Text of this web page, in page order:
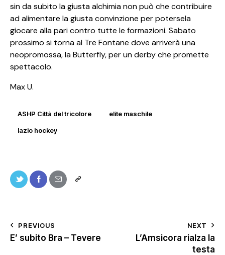
sin da subito la giusta alchimia non può che contribuire
ad alimentare la giusta convinzione per potersela
giocare alla pari contro tutte le formazioni. Sabato
prossimo si torna al Tre Fontane dove arriverà una
neopromossa, la Butterfly, per un derby che promette
spettacolo.
Max U.
ASHP Città del tricolore elite maschile
lazio hockey
PREVIOUS
E’ subito Bra – Tevere
NEXT
L’Amsicora rialza la
testa